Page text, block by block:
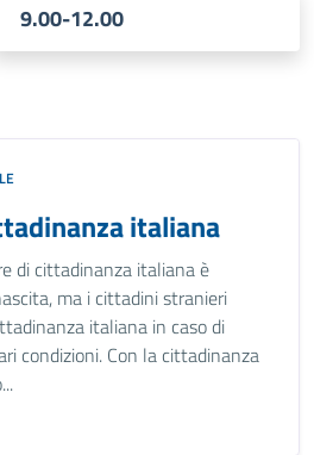
9.00-12.00
italiana
di cittadinanza italiana è
ma i cittadini stranieri
italiana in caso di
condizioni. Con la cittadinanza